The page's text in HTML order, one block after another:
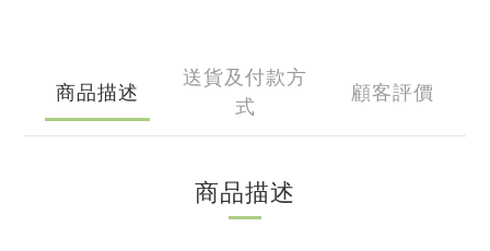
商品描述
送貨及付款方
式
顧客評價
商品描述